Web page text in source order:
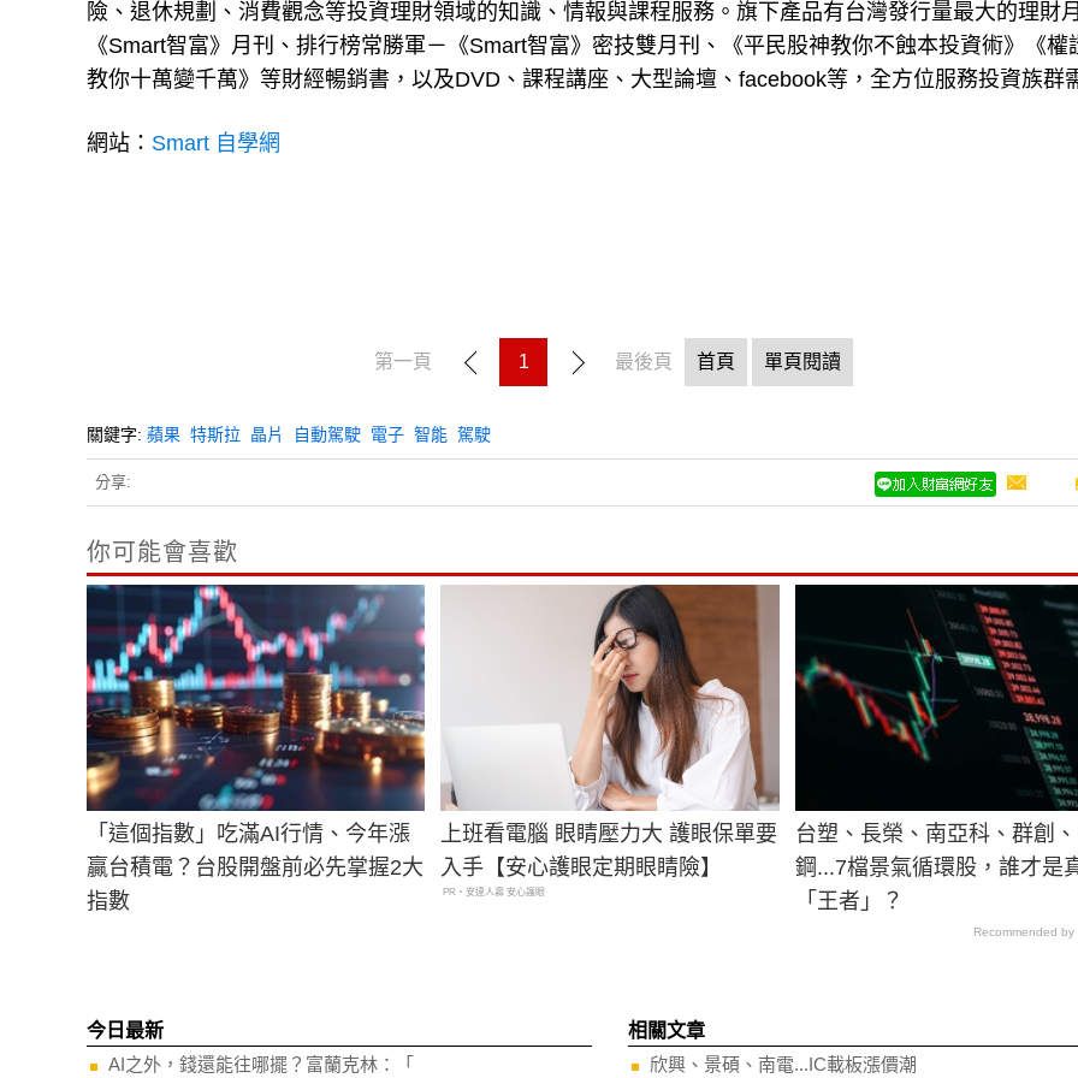
險、退休規劃、消費觀念等投資理財領域的知識、情報與課程服務。旗下產品有台灣發行量最大的理財
《Smart智富》月刊、排行榜常勝軍－《Smart智富》密技雙月刊、《平民股神教你不蝕本投資術》《權
教你十萬變千萬》等財經暢銷書，以及DVD、課程講座、大型論壇、facebook等，全方位服務投資族群
網站： Smart 自學網
第一頁 1 最後頁 首頁 單頁閱讀
關鍵字: 蘋果 特斯拉 晶片 自動駕駛 電子 智能 駕駛
分享:
你可能會喜歡
「這個指數」吃滿AI行情、今年漲
贏台積電？台股開盤前必先掌握2大
指數
上班看電腦 眼睛壓力大 護眼保單要
入手【安心護眼定期眼睛險】
PR・安達人壽 安心護眼
台塑、長榮、南亞科、群創
鋼...7檔景氣循環股，誰才是
「王者」？
Recommended by
今日最新
AI之外，錢還能往哪擺？富蘭克林：「
相關文章
欣興、景碩、南電...IC載板漲價潮